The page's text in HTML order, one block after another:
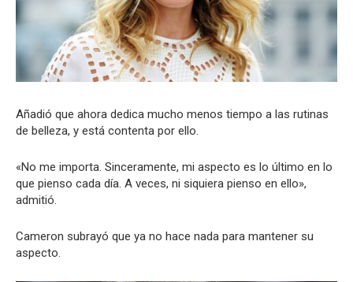
Añadió que ahora dedica mucho menos tiempo a las rutinas
de belleza, y está contenta por ello.
«No me importa. Sinceramente, mi aspecto es lo último en lo
que pienso cada día. A veces, ni siquiera pienso en ello»,
admitió.
Cameron subrayó que ya no hace nada para mantener su
aspecto.